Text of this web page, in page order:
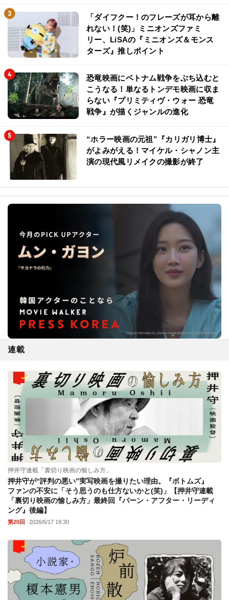
「ダイフクー！のフレーズが耳から離
れない！(笑)」ミニオンズファミ
リー、LiSAの『ミニオンズ＆モンス
ターズ』推しポイント
恐竜映画にベトナム戦争をぶち込むと
こうなる！単なるトンデモ映画に収ま
らない『プリミティヴ・ウォー 恐竜
戦争』が描くジャンルの進化
“ホラー映画の元祖”『カリガリ博士』
がよみがえる！マイケル・シャノン主
演の現代風リメイクの撮影が終了
連載
押井守連載「裏切り映画の愉しみ方」
押井守が“評判の悪い”実写映画を撮りたい理由。『ボトムズ』
ファンの不安に「そう思うのも仕方ないかと(笑)」【押井守連載
「裏切り映画の愉しみ方」最終回『バーン・アフター・リーディ
ング』後編】
第20回 2026/6/17 19:30